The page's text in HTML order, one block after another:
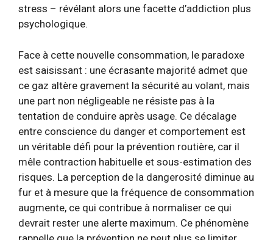
stress – révélant alors une facette d’addiction plus
psychologique.
Face à cette nouvelle consommation, le paradoxe
est saisissant : une écrasante majorité admet que
ce gaz altère gravement la sécurité au volant, mais
une part non négligeable ne résiste pas à la
tentation de conduire après usage. Ce décalage
entre conscience du danger et comportement est
un véritable défi pour la prévention routière, car il
mêle contraction habituelle et sous-estimation des
risques. La perception de la dangerosité diminue au
fur et à mesure que la fréquence de consommation
augmente, ce qui contribue à normaliser ce qui
devrait rester une alerte maximum. Ce phénomène